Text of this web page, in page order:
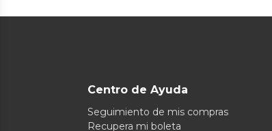
Centro de Ayuda
Seguimiento de mis compras
Recupera mi boleta